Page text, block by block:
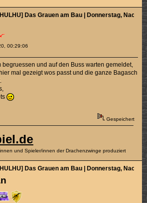
00:29:06
Das Grauen am Bau | Donnerstag,
begruessen und auf den Buss warten gemeldet,
mal gezeigt wos passt und die ganze Bagasch
Gespeichert
und Spieler/innen der Drachenzwinge produziert
Das Grauen am Bau | Donnerstag,